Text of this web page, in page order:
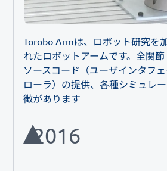
Torobo Armは、ロボット研究を
れたロボットアームです。全関節
ソースコード（ユーザインタフ
ローラ）の提供、各種シミュレ
徴があります
2016